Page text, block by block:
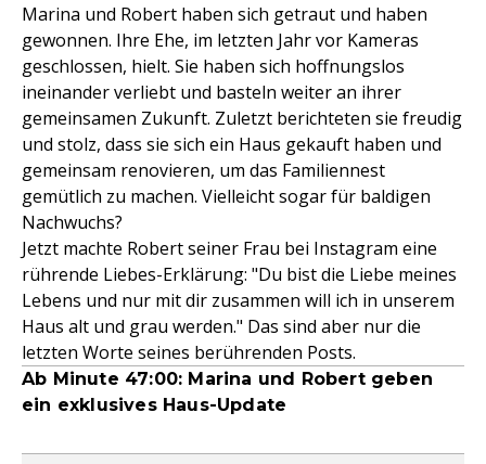
Marina und Robert haben sich getraut und haben
gewonnen. Ihre Ehe, im letzten Jahr vor Kameras
geschlossen, hielt. Sie haben sich hoffnungslos
ineinander verliebt und basteln weiter an ihrer
gemeinsamen Zukunft. Zuletzt berichteten sie freudig
und stolz, dass sie sich ein Haus gekauft haben und
gemeinsam renovieren, um das Familiennest
gemütlich zu machen. Vielleicht sogar für baldigen
Nachwuchs?
Jetzt machte Robert seiner Frau bei Instagram eine
rührende Liebes-Erklärung: "Du bist die Liebe meines
Lebens und nur mit dir zusammen will ich in unserem
Haus alt und grau werden." Das sind aber nur die
letzten Worte seines berührenden Posts.
Ab Minute 47:00: Marina und Robert geben
ein exklusives Haus-Update